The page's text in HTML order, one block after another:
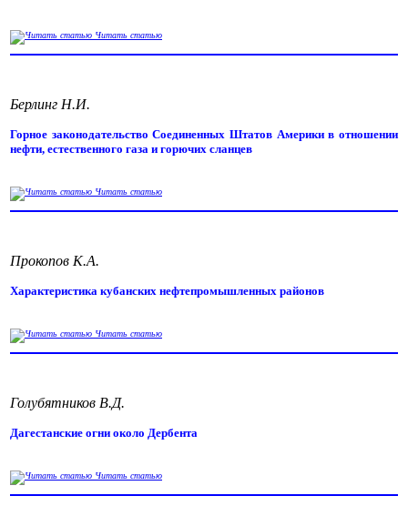
Читать статью
Берлинг Н.И.
Горное законодательство Соединенных Штатов Америки в отношении
нефти, естественного газа и горючих сланцев
Читать статью
Прокопов К.А.
Характеристика кубанских нефтепромышленных районов
Читать статью
Голубятников В.Д.
Дагестанские огни около Дербента
Читать статью